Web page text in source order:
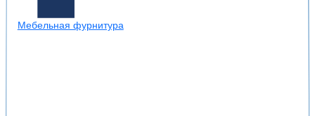
Мебельная фурнитура